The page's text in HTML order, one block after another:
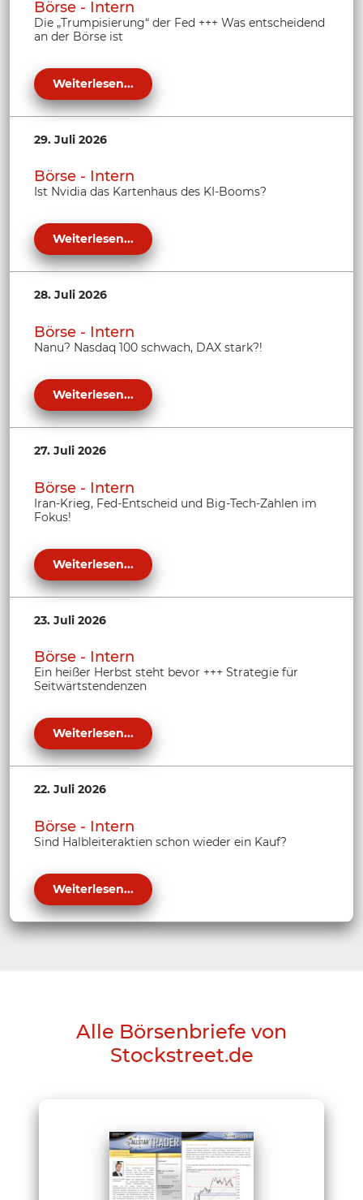
Börse - Intern
Die „Trumpisierung“ der Fed +++ Was entscheidend
an der Börse ist
Weiterlesen...
29. Juli 2026
Börse - Intern
Ist Nvidia das Kartenhaus des KI-Booms?
Weiterlesen...
28. Juli 2026
Börse - Intern
Nanu? Nasdaq 100 schwach, DAX stark?!
Weiterlesen...
27. Juli 2026
Börse - Intern
Iran-Krieg, Fed-Entscheid und Big-Tech-Zahlen im
Fokus!
Weiterlesen...
23. Juli 2026
Börse - Intern
Ein heißer Herbst steht bevor +++ Strategie für
Seitwärtstendenzen
Weiterlesen...
22. Juli 2026
Börse - Intern
Sind Halbleiteraktien schon wieder ein Kauf?
Weiterlesen...
Alle Börsenbriefe von
Stockstreet.de